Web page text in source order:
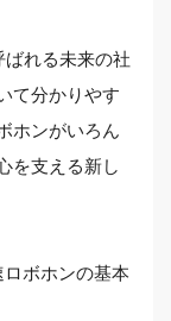
ばれる未来の社
て分かりやす
ホンがいろん
を支える新し
ボホンの基本